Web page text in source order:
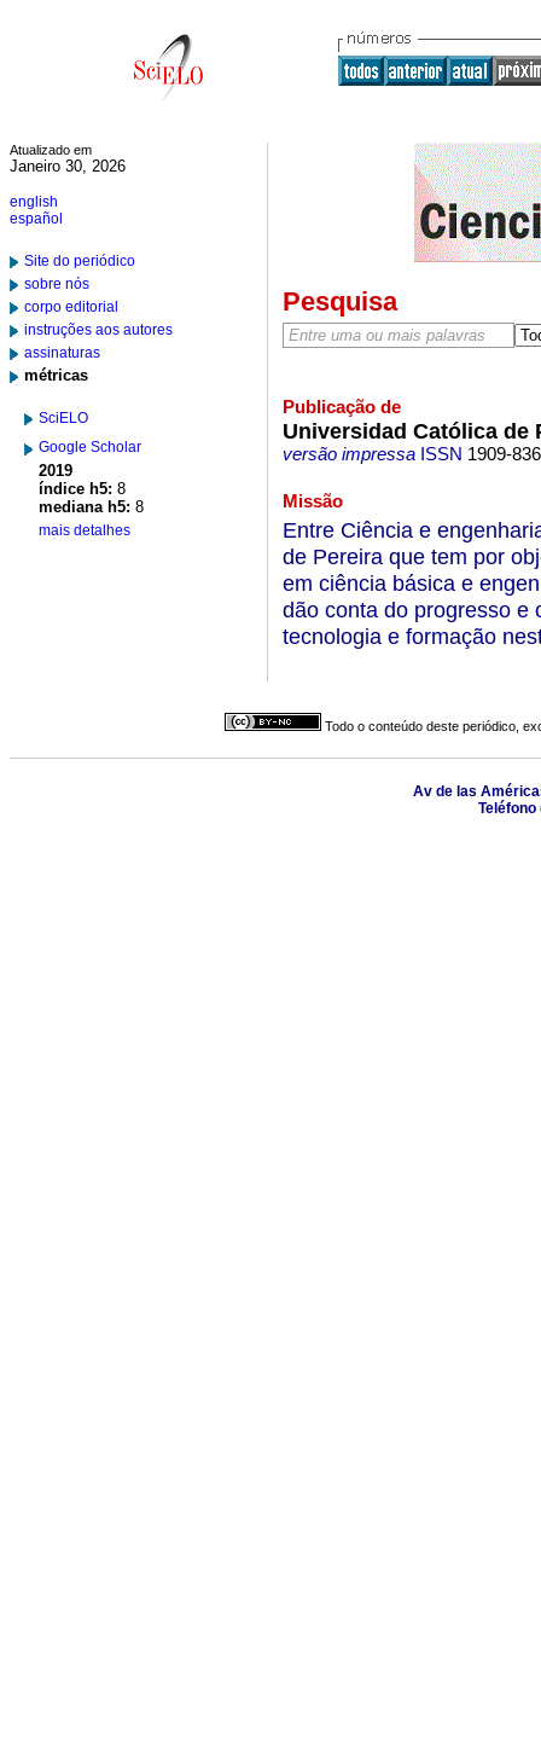
Atualizado em
Janeiro 30, 2026
english
español
Site do periódico
sobre nós
corpo editorial
instruções aos autores
assinaturas
métricas
SciELO
Google Scholar
2019
índice h5: 8
mediana h5: 8
mais detalhes
Pesquisa
Publicação de
Universidad Católica de
versão impressaISSN 1909-
Missão
Entre Ciência e
de Pereira que tem por
em ciência básica e
dão conta do progresso e
tecnologia e formação
Todo o conteúdo deste periódico,
Av de las
Teléfono